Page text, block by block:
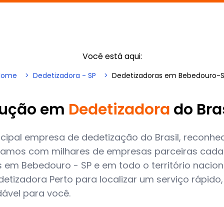
Você está aqui:
Dedetizadora - SP Dedetizadoras em Bebedouro-
em Dedetizadora do
empresa de dedetização do Brasil,
com milhares de empresas parceiras
Bebedouro - SP e em todo o território
Perto para localizar um serviço
para você.